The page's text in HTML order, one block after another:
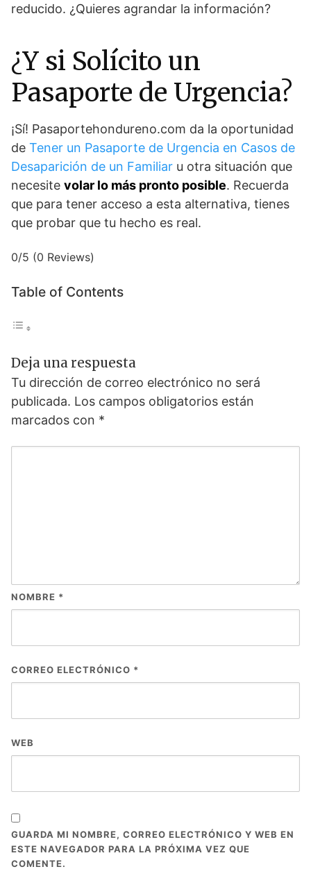
reducido. ¿Quieres agrandar la información?
¿Y si Solícito un
Pasaporte de Urgencia?
¡Sí! Pasaportehondureno.com da la oportunidad
de Tener un Pasaporte de Urgencia en Casos de
Desaparición de un Familiar u otra situación que
necesite volar lo más pronto posible. Recuerda
que para tener acceso a esta alternativa, tienes
que probar que tu hecho es real.
0/5 (0 Reviews)
Table of Contents
Deja una respuesta
Tu dirección de correo electrónico no será
publicada. Los campos obligatorios están
marcados con *
NOMBRE *
CORREO ELECTRÓNICO *
WEB
GUARDA MI NOMBRE, CORREO ELECTRÓNICO Y WEB EN
ESTE NAVEGADOR PARA LA PRÓXIMA VEZ QUE
COMENTE.